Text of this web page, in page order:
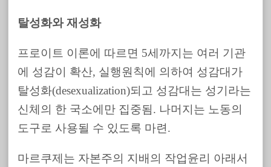
탈성화와 재성화
프로이트 이론에 따르면 5세까지는 여러 기관
에 성감이 확산, 실행원칙에 의하여 성감대가
탈성화(desexualization)되고 성감대는 성기라는
신체의 한 국소에만 집중됨. 나머지는 노동의
도구로 사용될 수 있도록 마련.
마르쿠제는 자본주의 지배의 작업윤리 아래서